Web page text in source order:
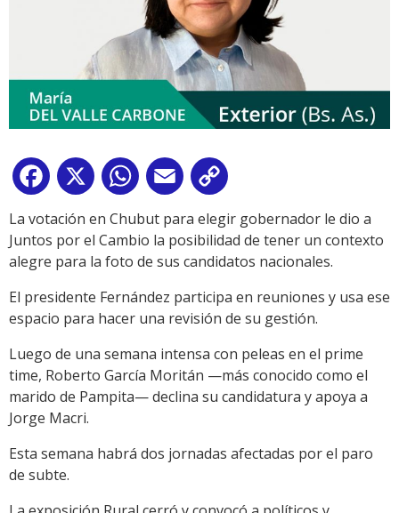
Facebook
X WhatsApp
Email
Link
La votación en Chubut para elegir gobernador le dio a
Juntos por el Cambio la posibilidad de tener un contexto
alegre para la foto de sus candidatos nacionales.
El presidente Fernández participa en reuniones y usa ese
espacio para hacer una revisión de su gestión.
Luego de una semana intensa con peleas en el prime
time, Roberto García Moritán —más conocido como el
marido de Pampita— declina su candidatura y apoya a
Jorge Macri.
Esta semana habrá dos jornadas afectadas por el paro
de subte.